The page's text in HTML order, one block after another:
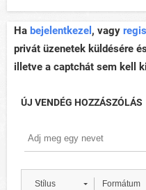
Ha bejelentkezel , vagy
privát üzenetek küldésére
illetve a captchát sem kell
ÚJ VENDÉG HOZZÁSZÓLÁS
Stílus Formátum